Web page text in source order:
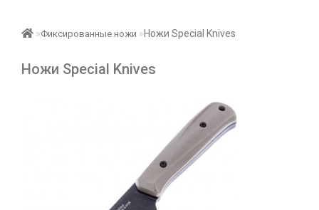
Фиксированные ножи Ножи Special Knives
Ножи Special Knives